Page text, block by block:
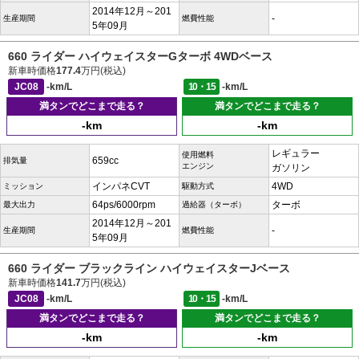
生産期間
2014年12月～201
5年09月
燃費性能 -
660 ライダー ハイウェイスターGターボ 4WDベース
新車時価格177.4万円(税込)
JC08
-km/L 10・15
-km/L
満タンでどこまで走る？
-km
満タンでどこまで走る？
-km
排気量 659cc
使用燃料
エンジン
レギュラー
ガソリン
ミッション インパネCVT 駆動方式 4WD
最大出力 64ps/6000rpm 過給器（ターボ） ターボ
生産期間
2014年12月～201
5年09月
燃費性能 -
660 ライダー ブラックライン ハイウェイスターJベース
新車時価格141.7万円(税込)
JC08
-km/L 10・15
-km/L
満タンでどこまで走る？
-km
満タンでどこまで走る？
-km